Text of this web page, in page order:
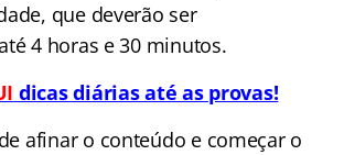
que deverão ser
4 horas e 30 minutos.
dicas diárias até as provas!
afinar o conteúdo e começar o